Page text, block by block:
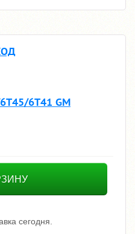
6T41 GM
сегодня.